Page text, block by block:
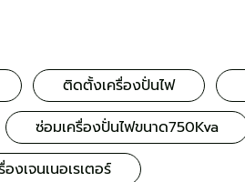
ติดตั้งเครื่องปั่นไฟ
ซ่อมเครื่องปั่นไฟขนาด750Kva
งเจนเนอเรเตอร์